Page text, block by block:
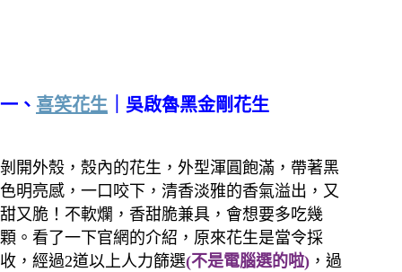
一、 喜笑花生 ｜吳啟魯黑金剛花生
剝開外殼，殼內的花生，外型渾圓飽滿，帶著黑
色明亮感，一口咬下，清香淡雅的香氣溢出，又
甜又脆！不軟爛，香甜脆兼具，會想要多吃幾
顆。 看了一下官網的介紹，原來花生是當令採
收，經過2道以上人力篩選(不是電腦選的啦) ，過